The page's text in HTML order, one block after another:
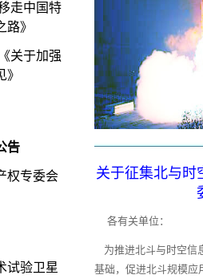
走中国特
》
关于加强
告
权专委会
试验卫星
关于征集北与时
各有关单位：
为推进北斗与时空信
基础，促进北斗规模应